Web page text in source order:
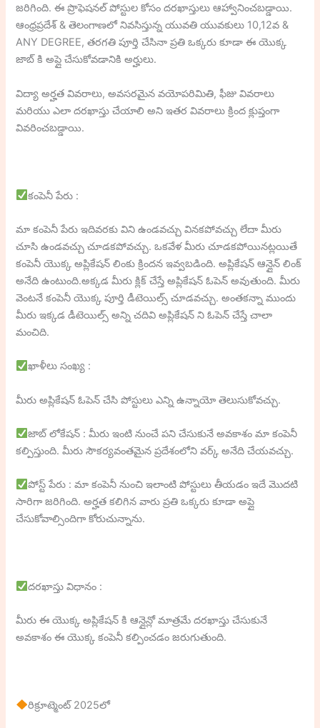
జరిగింది. ఈ ప్రొఫెషనల్ పోస్టుల కోసం దరఖాస్తులు ఆహ్వానించబడ్డాయి.
ఆంధ్రప్రదేశ్ & తెలంగాణలో నివసిస్తున్న యువతి యువకులు 10,12వ &
ANY DEGREE, తరగతి పూర్తి చేసినా ప్రతి ఒక్కరు కూడా ఈ యొక్క
జాబ్ కి అప్లై చేసుకోవడానికి అర్హులు.
విద్యా అర్హత వివరాలు, అవసరమైన వయోపరిమితి, ఫీజు వివరాలు
మరియు ఎలా దరఖాస్తు చేయాలి అని ఇతర వివరాలు క్రింద క్లుప్తంగా
వివరించబడ్డాయి.
కంపెనీ పేరు :
మా కంపెనీ పేరు ఇదివరకు విని ఉండవచ్చు వినకపోవచ్చు లేదా మీరు
చూసి ఉండవచ్చు చూడకపోవచ్చు. ఒకవేళ మీరు చూడకపోయినట్లయితే
కంపెనీ యొక్క అప్లికేషన్ లింకు క్రిందన ఇవ్వబడింది. అప్లికేషన్ ఆన్లైన్ లింక్
అనేది ఉంటుంది.అక్కడ మీరు క్లిక్ చేస్తే అప్లికేషన్ ఓపెన్ అవుతుంది. మీరు
వెంటనే కంపెనీ యొక్క పూర్తి డీటెయిల్స్ చూడవచ్చు. అంతకన్నా ముందు
మీరు ఇక్కడ డీటెయిల్స్ అన్ని చదివి అప్లికేషన్ ని ఓపెన్ చేస్తే చాలా
మంచిది.
ఖాళీలు సంఖ్య :
మీరు అప్లికేషన్ ఓపెన్ చేసి పోస్టులు ఎన్ని ఉన్నాయో తెలుసుకోవచ్చు.
జాబ్ లోకేషన్ : మీరు ఇంటి నుంచే పని చేసుకునే అవకాశం మా కంపెనీ
కల్పిస్తుంది. మీరు సౌకర్యవంతమైన ప్రదేశంలోని వర్క్ అనేది చేయవచ్చు.
పోస్ట్ పేరు : మా కంపెనీ నుంచి ఇలాంటి పోస్టులు తీయడం ఇదే మొదటి
సారిగా జరిగింది. అర్హత కలిగిన వారు ప్రతి ఒక్కరు కూడా అప్లై
చేసుకోవాల్సిందిగా కోరుచున్నాను.
దరఖాస్తు విధానం :
మీరు ఈ యొక్క అప్లికేషన్ కి ఆన్లైన్లో మాత్రమే దరఖాస్తు చేసుకునే
అవకాశం ఈ యొక్క కంపెనీ కల్పించడం జరుగుతుంది.
రిక్రూట్మెంట్ 2025లో